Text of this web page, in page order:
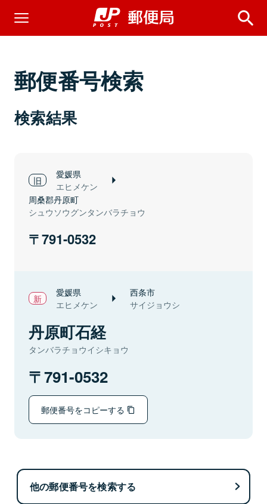
郵便番号検索
検索結果
愛媛県
エヒメケン
周桑郡丹原町
シュウソウグンタンバラチョウ
791-0532
愛媛県
エヒメケン
西条市
サイジョウシ
丹原町石経
タンバラチョウイシキョウ
791-0532
郵便番号をコピーする
他の郵便番号を検索する